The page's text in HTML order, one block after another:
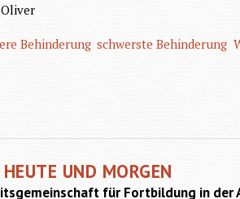
Behinderung schwerste Behinderung
UND MORGEN
für Fortbildung in